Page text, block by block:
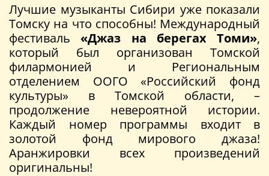
Лучшие музыканты Сибири уже показали
Томску на что способны! Международный
фестиваль«Джаз на берегах Томи»,
который был организован Томской
филармонией и Региональным
отделением ООГО «Российский фонд
культуры» в Томской области, –
продолжение невероятной истории.
Каждый номер программы входит в
золотой фонд мирового джаза!
Аранжировки всех произведений
оригинальны!